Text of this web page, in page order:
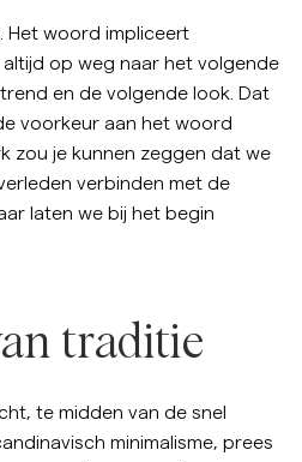
Het woord impliceert
op weg naar het volgende
en de volgende look. Dat
voorkeur aan het woord
zou je kunnen zeggen dat we
verbinden met de
laten we bij het begin
traditie
te midden van de snel
minimalisme, prees